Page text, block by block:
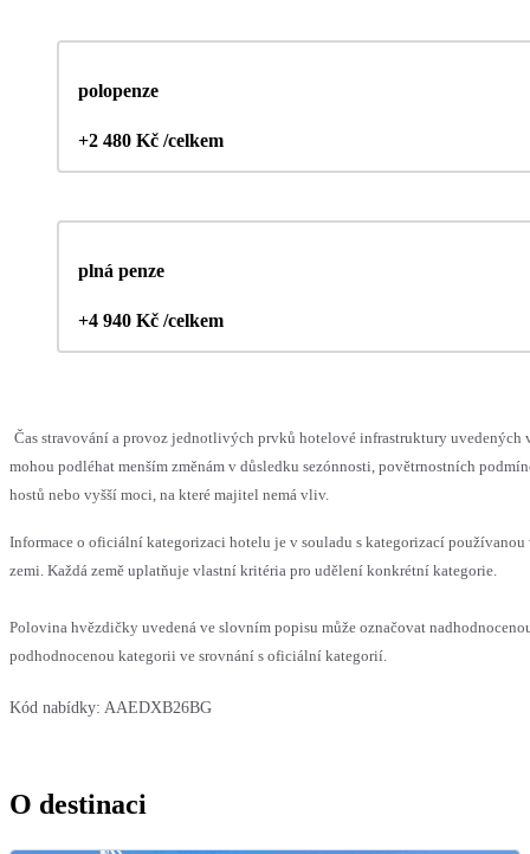
polopenze
+2 480 Kč /celkem
plná penze
+4 940 Kč /celkem
Čas stravování a provoz jednotlivých prvků hotelové infrastruktury uvedených
mohou podléhat menším změnám v důsledku sezónnosti, povětrnostních
hostů nebo vyšší moci, na které majitel nemá vliv.
Informace o oficiální kategorizaci hotelu je v souladu s kategorizací používanou
zemi. Každá země uplatňuje vlastní kritéria pro udělení konkrétní kategorie.
Polovina hvězdičky uvedená ve slovním popisu může označovat
podhodnocenou kategorii ve srovnání s oficiální kategorií.
Kód nabídky: AAEDXB26BG
O destinaci